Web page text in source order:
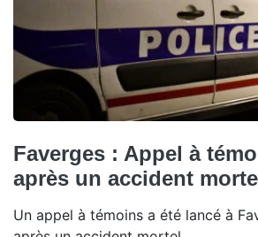
Faverges : Appel à
après un accident
Un appel à témoins a été lancé à